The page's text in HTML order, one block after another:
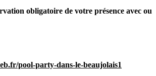
obligatoire de votre présence avec ou
pool-party-dans-le-beaujolais1